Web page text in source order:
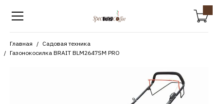
Главная
Садовая техника
Газонокосилка BRAIT BLM2647SM PRO